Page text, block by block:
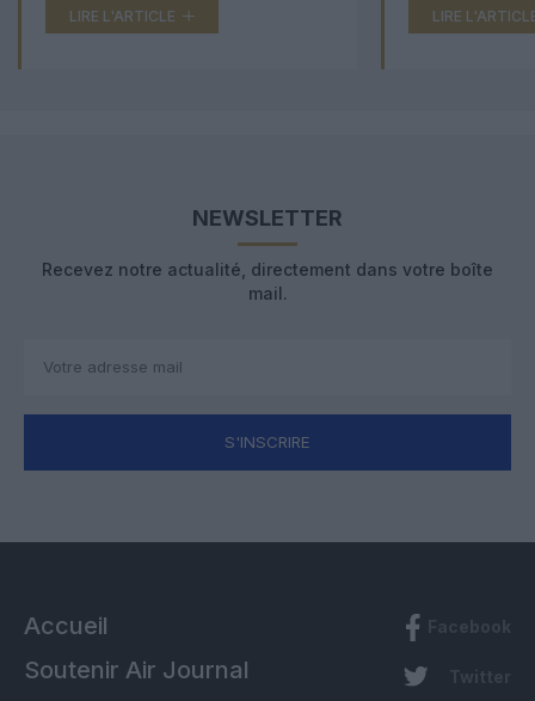
LIRE L'ARTICLE LIRE
NEWSLETTER
Recevez notre actualité, directement dans votre boîte
mail.
S'INSCRIRE
Accueil
Soutenir Air Journal